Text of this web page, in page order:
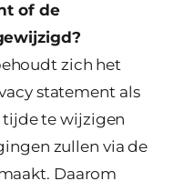
of de
zich het
statement als
te wijzigen
zullen via de
Daarom